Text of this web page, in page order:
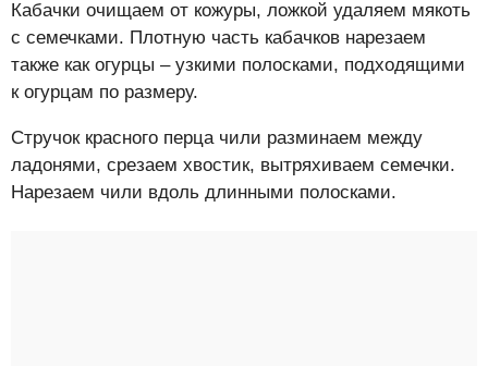
Кабачки очищаем от кожуры, ложкой удаляем мякоть
с семечками. Плотную часть кабачков нарезаем
также как огурцы – узкими полосками, подходящими
к огурцам по размеру.
Стручок красного перца чили разминаем между
ладонями, срезаем хвостик, вытряхиваем семечки.
Нарезаем чили вдоль длинными полосками.